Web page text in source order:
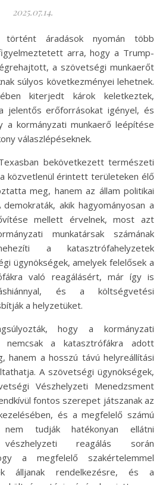
2025.07.14.
arra, hogy a Trump-
a szövetségi munkaerőt
súlyos következményei lehetnek.
kiterjedt károk keletkeztek,
jelentős erőforrásokat igényel, és
a kormányzati munkaerő leépítése
válaszlépéseknek.
bekövetkezett természeti
közvetlenül érintett területeken élő
meg, hanem az állam politikai
akik hagyományosan a
mellett érvelnek, most azt
munkatársak számának
a katasztrófahelyzetek
ügynökségek, amelyek felelősek a
való reagálásért, már így is
és a költségvetési
a helyzetüket.
hogy a kormányzati
nemcsak a katasztrófákra adott
hanem a hosszú távú helyreállítási
A szövetségi ügynökségek,
Vészhelyzeti Menedzsment
fontos szerepet játszanak az
és a megfelelő számú
nem tudják hatékonyan ellátni
reagálás során
a megfelelő szakértelemmel
álljanak rendelkezésre, és a